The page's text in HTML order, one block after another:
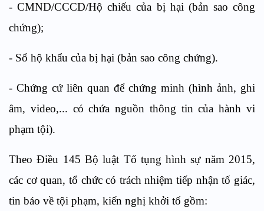
- CMND/CCCD/Hộ chiếu của bị hại (bản sao công
chứng);
- Sổ hộ khẩu của bị hại (bản sao công chứng).
- Chứng cứ liên quan để chứng minh (hình ảnh, ghi
âm, video,... có chứa nguồn thông tin của hành vi
phạm tội).
Theo Điều 145 Bộ luật Tố tụng hình sự năm 2015,
các cơ quan, tổ chức có trách nhiệm tiếp nhận tố giác,
tin báo về tội phạm, kiến nghị khởi tố gồm: